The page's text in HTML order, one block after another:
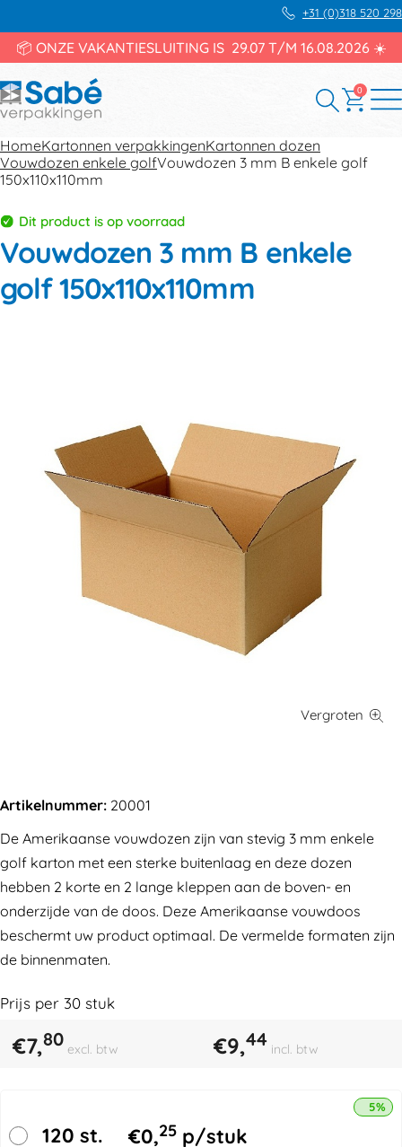
+31 (0)318 520 298
📦 ONZE VAKANTIESLUITING IS 29.07 T/M 16.08.2026 ☀️
0
HomeKartonnen verpakkingenKartonnen dozen
Vouwdozen enkele golfVouwdozen 3 mm B enkele golf
150x110x110mm
Dit product is op voorraad
Vouwdozen 3 mm B enkele
golf 150x110x110mm
Artikelnummer: 20001
De Amerikaanse vouwdozen zijn van stevig 3 mm enkele
golf karton met een sterke buitenlaag en deze dozen
hebben 2 korte en 2 lange kleppen aan de boven- en
onderzijde van de doos. Deze Amerikaanse vouwdoos
beschermt uw product optimaal. De vermelde formaten zijn
de binnenmaten.
Prijs per 30 stuk
€7,80 excl. btw €9,44 incl. btw
120 st. €0,25 p/stuk
5%